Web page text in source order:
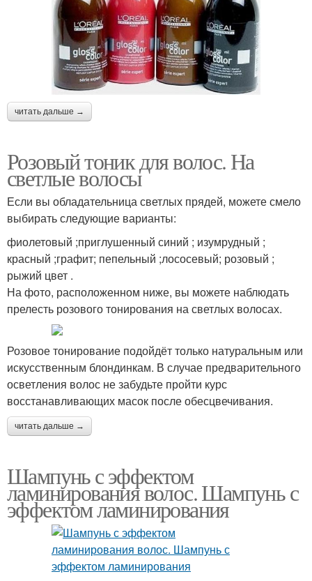
читать дальше →
Розовый тоник для волос. На
светлые волосы
Если вы обладательница светлых прядей, можете смело
выбирать следующие варианты:
фиолетовый ;приглушенный синий ; изумрудный ;
красный ;графит; пепельный ;лососевый; розовый ;
рыжий цвет .
На фото, расположенном ниже, вы можете наблюдать
прелесть розового тонирования на светлых волосах.
Розовое тонирование подойдёт только натуральным или
искусственным блондинкам. В случае предварительного
осветления волос не забудьте пройти курс
восстанавливающих масок после обесцвечивания.
читать дальше →
Шампунь с эффектом
ламинирования волос. Шампунь с
эффектом ламинирования